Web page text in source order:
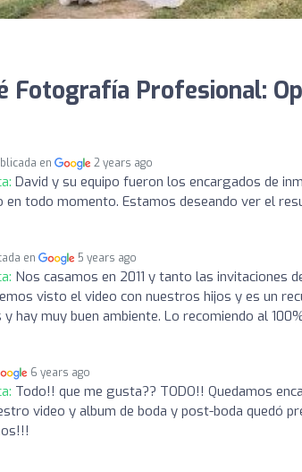
Fotografía Profesional:
en 2 years ago
David y su equipo fueron los encargados de
en todo momento. Estamos deseando ver el
en 5 years ago
Nos casamos en 2011 y tanto las invitaciones
visto el video con nuestros hijos y es un
hay muy buen ambiente. Lo recomiendo al
6 years ago
Todo!! que me gusta?? TODO!! Quedamos
video y album de boda y post-boda quedó